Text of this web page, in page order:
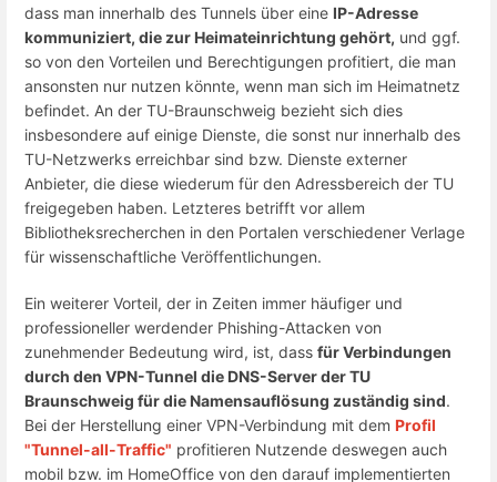
dass man innerhalb des Tunnels über eine IP-Adresse
kommuniziert, die zur Heimateinrichtung gehört, und ggf.
so von den Vorteilen und Berechtigungen profitiert, die man
ansonsten nur nutzen könnte, wenn man sich im Heimatnetz
befindet. An der TU-Braunschweig bezieht sich dies
insbesondere auf einige Dienste, die sonst nur innerhalb des
TU-Netzwerks erreichbar sind bzw. Dienste externer
Anbieter, die diese wiederum für den Adressbereich der TU
freigegeben haben. Letzteres betrifft vor allem
Bibliotheksrecherchen in den Portalen verschiedener Verlage
für wissenschaftliche Veröffentlichungen.
Ein weiterer Vorteil, der in Zeiten immer häufiger und
professioneller werdender Phishing-Attacken von
zunehmender Bedeutung wird, ist, dass für Verbindungen
durch den VPN-Tunnel die DNS-Server der TU
Braunschweig für die Namensauflösung zuständig sind.
Bei der Herstellung einer VPN-Verbindung mit dem Profil
"Tunnel-all-Traffic" profitieren Nutzende deswegen auch
mobil bzw. im HomeOffice von den darauf implementierten